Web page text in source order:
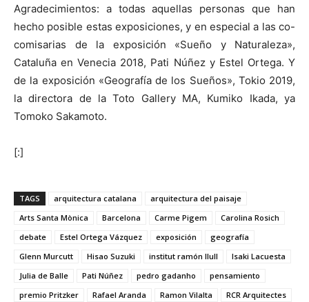
Agradecimientos: a todas aquellas personas que han
hecho posible estas exposiciones, y en especial a las co-
comisarias de la exposición «Sueño y Naturaleza»,
Cataluña en Venecia 2018, Pati Núñez y Estel Ortega. Y
de la exposición «Geografía de los Sueños», Tokio 2019,
la directora de la Toto Gallery MA, Kumiko Ikada, ya
Tomoko Sakamoto.
[:]
TAGS arquitectura catalana
arquitectura del paisaje
Arts Santa Mònica
Barcelona Carme Pigem
Carolina Rosich
debate
Estel Ortega Vázquez exposición
geografía
Glenn Murcutt
Hisao Suzuki institut ramón llull
Isaki Lacuesta
Julia de Balle
Pati Núñez pedro gadanho
pensamiento
premio Pritzker
Rafael Aranda Ramon Vilalta
RCR Arquitectes